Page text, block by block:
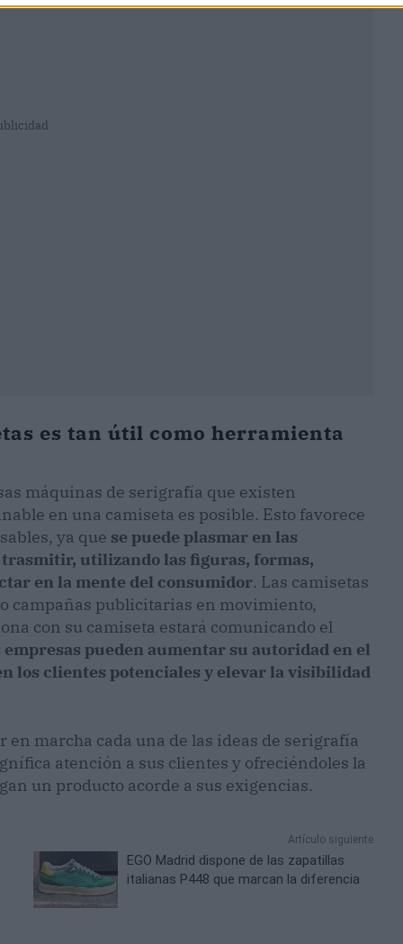
es tan útil como herramienta
máquinas de serigrafía que existen
en una camiseta es posible. Esto favorece
ya que se puede plasmar en las
trasmitir, utilizando las figuras, formas,
en la mente del consumidor. Las camisetas
campañas publicitarias en movimiento,
con su camiseta estará comunicando el
empresas pueden aumentar su autoridad en el
los clientes potenciales y elevar la visibilidad
marcha cada una de las ideas de serigrafía
atención a sus clientes y ofreciéndoles la
un producto acorde a sus exigencias.
Artículo siguiente
EGO Madrid dispone de las zapatillas
italianas P448 que marcan la diferencia